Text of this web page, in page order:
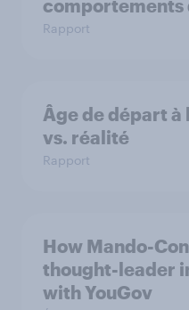
comportements
Rapport
Âge de départ
vs. réalité
Rapport
How Mando-
thought-leader
with YouGov